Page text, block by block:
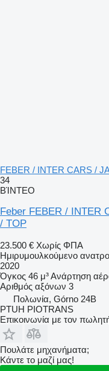
FEBER / INTER CARS /
34
ΒΊΝΤΕΟ
Feber FEBER / INTER
/ TOP
23.500 € Χωρίς ΦΠΑ
Ημιρυμουλκούμενο
2020
Όγκος 46 μ³Ανάρτηση
Αριθμός αξόνων 3
Πολωνία, Górno 24B
PTUH PIOTRANS
Επικοινωνία με τον
Πουλάτε μηχανήματα;
Κάντε το μαζί μας!